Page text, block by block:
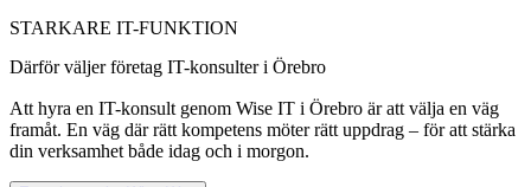
STARKARE IT-FUNKTION
Därför väljer företag IT-konsulter i Örebro
Att hyra en IT-konsult genom Wise IT i Örebro är att välja en väg
framåt. En väg där rätt kompetens möter rätt uppdrag – för att stärka
din verksamhet både idag och i morgon.